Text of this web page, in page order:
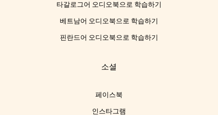
타갈로그어 오디오북으로 학습하기
베트남어 오디오북으로 학습하기
핀란드어 오디오북으로 학습하기
소셜
페이스북
인스타그램